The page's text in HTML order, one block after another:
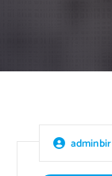
adminbir